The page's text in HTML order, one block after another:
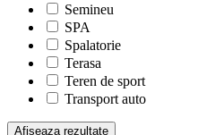
Semineu
SPA
Spalatorie
Terasa
Teren de sport
Transport auto